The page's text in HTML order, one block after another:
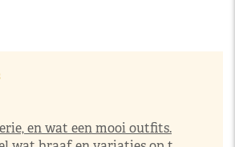
en wat een mooi outfits.